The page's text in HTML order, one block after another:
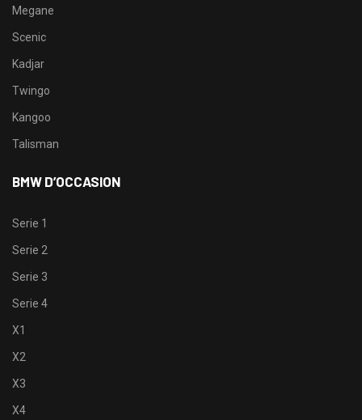
Megane
Scenic
Kadjar
Twingo
Kangoo
Talisman
BMW D’OCCASION
Serie 1
Serie 2
Serie 3
Serie 4
X1
X2
X3
X4